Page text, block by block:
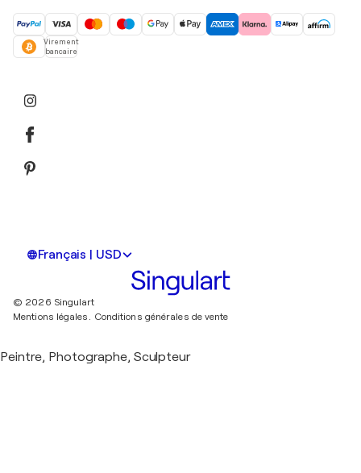
Virement
bancaire
Français | USD
© 2026 Singulart
Mentions légales.
Conditions générales de vente
Peintre, Photographe, Sculpteur